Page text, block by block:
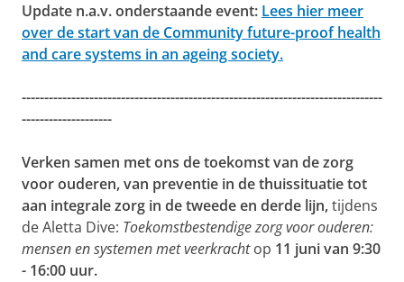
Update n.a.v. onderstaande event: Lees hier meer
over de start van de Community future-proof health
and care systems in an ageing society.
--------------------------------------------------------------------------------
--------------------
Verken samen met ons de toekomst van de zorg
voor ouderen, van preventie in de thuissituatie tot
aan integrale zorg in de tweede en derde lijn,tijdens
de Aletta Dive: Toekomstbestendige zorg voor ouderen:
mensen en systemen met veerkrachtop 11 juni van 9:30
- 16:00 uur.